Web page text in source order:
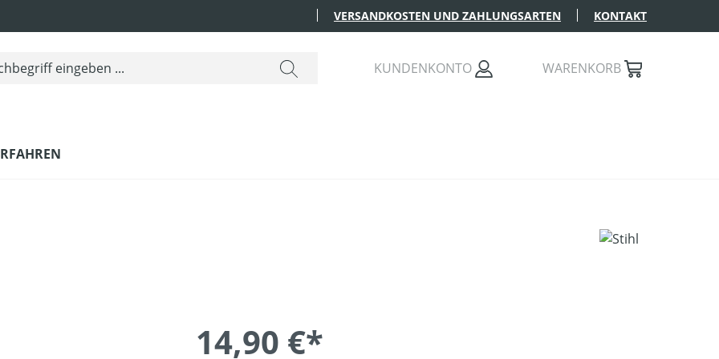
VERSANDKOSTEN UND ZAHLUNGSARTEN KONTAKT
KUNDENKONTO WARENKORB
14,90 €*